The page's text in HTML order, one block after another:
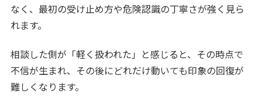
なく、最初の受け止め方や危険認識の丁寧さが強く見ら
れます。
相談した側が「軽く扱われた」と感じると、その時点で
不信が生まれ、その後にどれだけ動いても印象の回復が
難しくなります。